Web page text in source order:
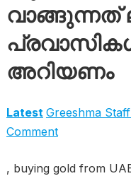
വാങ്ങുന്നത്
അറിയണം
Latest Greeshma
Comment
, buying gold from